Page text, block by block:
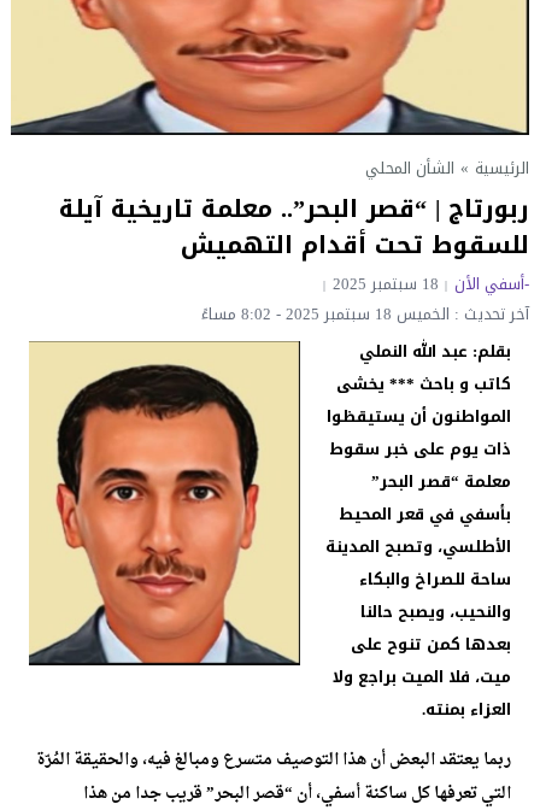
الرئيسية » الشأن المحلي
ربورتاج | “قصر البحر”.. معلمة تاريخية آيلة
للسقوط تحت أقدام التهميش
-أسفي الأن 18 سبتمبر 2025
آخر تحديث : الخميس 18 سبتمبر 2025 - 8:02 مساءً
بقلم: عبد الله النملي
كاتب و باحث *** يخشى
المواطنون أن يستيقظوا
ذات يوم على خبر سقوط
معلمة “قصر البحر”
بأسفي في قعر المحيط
الأطلسي، وتصبح المدينة
ساحة للصراخ والبكاء
والنحيب، ويصبح حالنا
بعدها كمن تنوح على
ميت، فلا الميت براجع ولا
العزاء بمنته.
ربما يعتقد البعض أن هذا التوصيف متسرع ومبالغ فيه، والحقيقة المُرّة
التي تعرفها كل ساكنة أسفي، أن “قصر البحر” قريب جدا من هذا